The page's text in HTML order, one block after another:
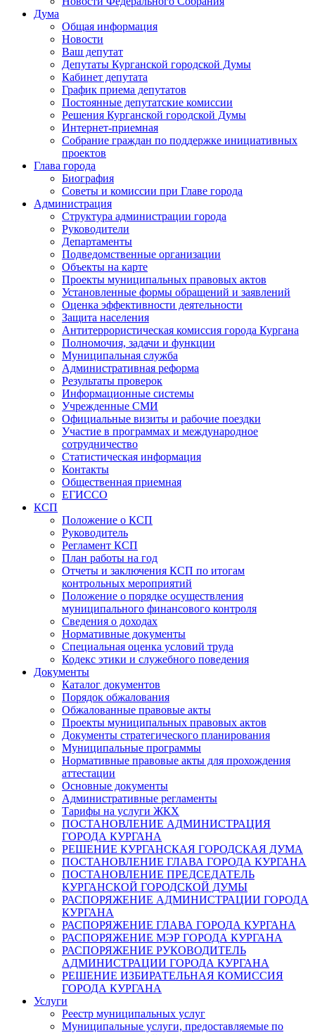
Дума
Общая информация
Новости
Ваш депутат
Депутаты Курганской городской Думы
Кабинет депутата
График приема депутатов
Постоянные депутатские комиссии
Решения Курганской городской Думы
Интернет-приемная
Собрание граждан по поддержке инициативных
проектов
Глава города
Биография
Советы и комиссии при Главе города
Администрация
Структура администрации города
Руководители
Департаменты
Подведомственные организации
Объекты на карте
Проекты муниципальных правовых актов
Установленные формы обращений и заявлений
Оценка эффективности деятельности
Защита населения
Антитеррористическая комиссия города Кургана
Полномочия, задачи и функции
Муниципальная служба
Административная реформа
Результаты проверок
Информационные системы
Учрежденные СМИ
Официальные визиты и рабочие поездки
Участие в программах и международное
сотрудничество
Статистическая информация
Контакты
Общественная приемная
ЕГИССО
КСП
Положение о КСП
Руководитель
Регламент КСП
План работы на год
Отчеты и заключения КСП по итогам
контрольных мероприятий
Положение о порядке осуществления
муниципального финансового контроля
Сведения о доходах
Нормативные документы
Специальная оценка условий труда
Кодекс этики и служебного поведения
Документы
Каталог документов
Порядок обжалования
Обжалованные правовые акты
Проекты муниципальных правовых актов
Документы стратегического планирования
Муниципальные программы
Нормативные правовые акты для прохождения
аттестации
Основные документы
Административные регламенты
Тарифы на услуги ЖКХ
ПОСТАНОВЛЕНИЕ АДМИНИСТРАЦИЯ
ГОРОДА КУРГАНА
РЕШЕНИЕ КУРГАНСКАЯ ГОРОДСКАЯ ДУМА
ПОСТАНОВЛЕНИЕ ГЛАВА ГОРОДА КУРГАНА
ПОСТАНОВЛЕНИЕ ПРЕДСЕДАТЕЛЬ
КУРГАНСКОЙ ГОРОДСКОЙ ДУМЫ
РАСПОРЯЖЕНИЕ АДМИНИСТРАЦИИ ГОРОДА
КУРГАНА
РАСПОРЯЖЕНИЕ ГЛАВА ГОРОДА КУРГАНА
РАСПОРЯЖЕНИЕ МЭР ГОРОДА КУРГАНА
РАСПОРЯЖЕНИЕ РУКОВОДИТЕЛЬ
АДМИНИСТРАЦИИ ГОРОДА КУРГАНА
РЕШЕНИЕ ИЗБИРАТЕЛЬНАЯ КОМИССИЯ
ГОРОДА КУРГАНА
Услуги
Реестр муниципальных услуг
Муниципальные услуги, предоставляемые по